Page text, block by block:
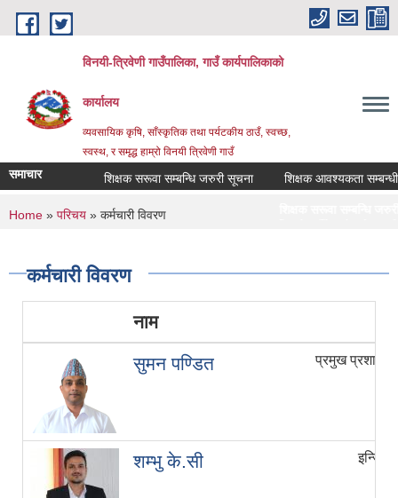
Skip to main content
विनयी-त्रिवेणी गाउँपालिका, गाउँ कार्यपालिकाको
कार्यालय
व्यवसायिक कृषि, साँस्कृतिक तथा पर्यटकीय ठाउँ, स्वच्छ,
स्वस्थ, र समृद्ध हाम्रो विनयी त्रिवेणी गाउँ
समाचार शिक्षक सरूवा सम्बन्धि जरुरी सूचना शिक्षक आवश्यकता सम्बन्धी
You are here
Home » परिचय » कर्मचारी विवरण
कर्मचारी विवरण
नाम
सुमन पण्डित प्रमुख
शम्भु के‍.सी